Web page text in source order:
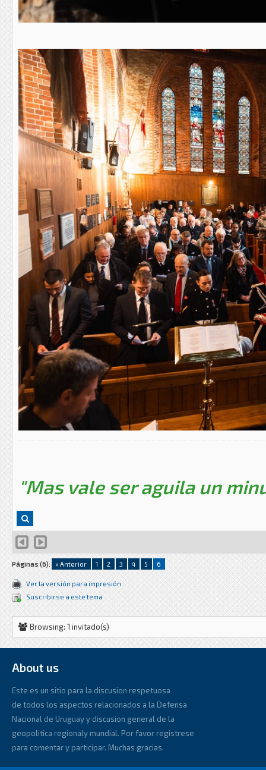
"Mas vale ser aguila un
Páginas (6): « Anterior 1 2 3 4 5 6
Ver la versión para impresión
Suscribirse a este tema
Browsing: 1 invitado(s)
About us
Este es un sitio para la discusion respetuosa
de todos los aspectos relacionados a la Defensa
Nacional de Uruguay y discusion general de la
geopolitica regionaly mundial. Por favor registrese
para comentar y participar. Muchas gracias.